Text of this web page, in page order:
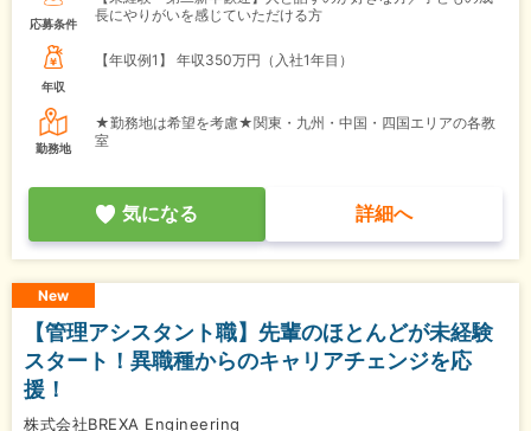
応募条件
長にやりがいを感じていただける方
年収
【年収例1】 年収350万円（入社1年目）
勤務地
★勤務地は希望を考慮★関東・九州・中国・四国エリアの各教
室
気になる 詳細へ
New
【管理アシスタント職】先輩のほとんどが未経験
スタート！異職種からのキャリアチェンジを応
援！
株式会社BREXA Engineering